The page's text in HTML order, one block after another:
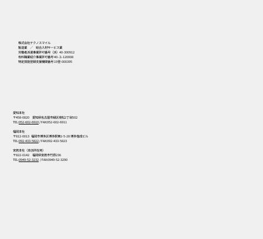
株式会社テクノスマイル
製造業 ／ 総合人材サービス業
労働者派遣事業許可番号（派）40-300912
有料職業紹介事業許可番号 40-ユ-120008
特定技能登録支援機関番号 19登-000395
愛知本社
〒458-0820 愛知県名古屋市緑区境松2丁目502
TEL:052-602-6910/ FAX:052-602-6911
福岡本社
〒812-0013 福岡市博多区博多駅東2-5-28 博多偕成ビル
TEL:092-433-5822/ FAX:092-433-5823
宮若本社（本店所在地）
〒822-0142 福岡県宮若市竹原236
TEL:0949-52-3232/ FAX:0949-52-3290